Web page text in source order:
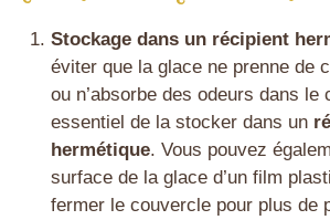
Stockage dans un récipient
éviter que la glace ne prenne de
ou n’absorbe des odeurs dans le
essentiel de la stocker dans un
hermétique. Vous pouvez
surface de la glace d’un film
fermer le couvercle pour plus de